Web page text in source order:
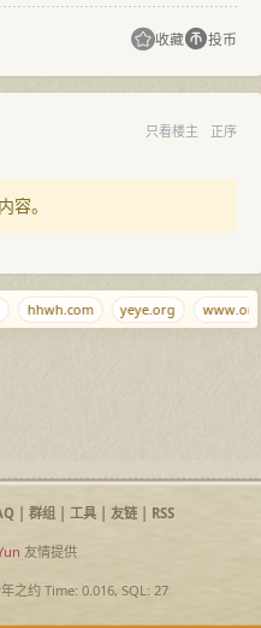
收藏 投币
只看楼主 正序
容。
hhwh.com yeye.org
| 群组| 工具| 友链| RSS
友情提供
之约Time: 0.016, SQL: 27